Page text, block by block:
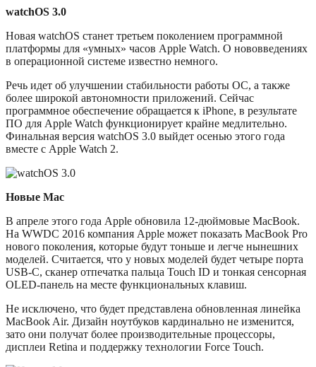
watchOS 3.0
Новая watchOS станет третьем поколением программной
платформы для «умных» часов Apple Watch. О нововведениях
в операционной системе известно немного.
Речь идет об улучшении стабильности работы ОС, а также
более широкой автономности приложений. Сейчас
программное обеспечение обращается к iPhone, в результате
ПО для Apple Watch функционирует крайне медлительно.
Финальная версия watchOS 3.0 выйдет осенью этого года
вместе с Apple Watch 2.
Новые Mac
В апреле этого года Apple обновила 12-дюймовые MacBook.
На WWDC 2016 компания Apple может показать MacBook Pro
нового поколения, которые будут тоньше и легче нынешних
моделей. Считается, что у новых моделей будет четыре порта
USB-C, сканер отпечатка пальца Touch ID и тонкая сенсорная
OLED-панель на месте функциональных клавиш.
Не исключено, что будет представлена обновленная линейка
MacBook Air. Дизайн ноутбуков кардинально не изменится,
зато они получат более производительные процессоры,
дисплеи Retina и поддержку технологии Force Touch.